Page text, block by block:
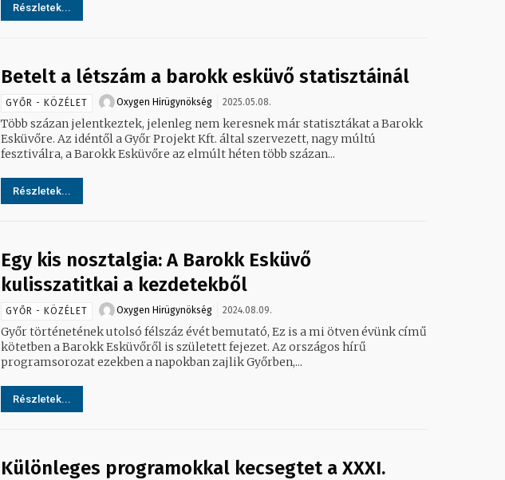
Részletek...
Betelt a létszám a barokk esküvő statisztáinál
GYŐR - KÖZÉLET Oxygen Hirügynökség 2025.05.08.
Több százan jelentkeztek, jelenleg nem keresnek már statisztákat a Barokk
Esküvőre. Az idéntől a Győr Projekt Kft. által szervezett, nagy múltú
fesztiválra, a Barokk Esküvőre az elmúlt héten több százan...
Részletek...
Egy kis nosztalgia: A Barokk Esküvő
kulisszatitkai a kezdetekből
GYŐR - KÖZÉLET Oxygen Hirügynökség 2024.08.09.
Győr történetének utolsó félszáz évét bemutató, Ez is a mi ötven évünk című
kötetben a Barokk Esküvőről is született fejezet. Az országos hírű
programsorozat ezekben a napokban zajlik Győrben,...
Részletek...
Különleges programokkal kecsegtet a XXXI.